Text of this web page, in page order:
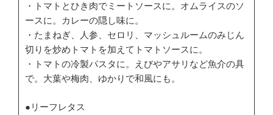
・トマトとひき肉でミートソースに。オムライスのソ
ースに。カレーの隠し味に。
・たまねぎ、人参、セロリ、マッシュルームのみじん
切りを炒めトマトを加えてトマトソースに。
・トマトの冷製パスタに。えびやアサリなど魚介の具
で。大葉や梅肉、ゆかりで和風にも。
●リーフレタス